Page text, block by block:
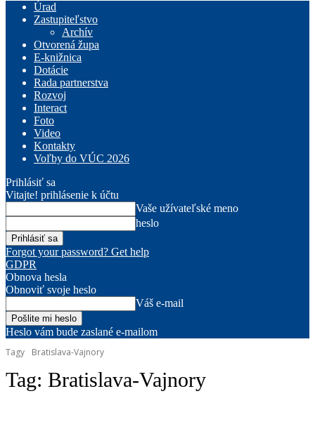
Úrad
Zastupiteľstvo
Archív
Otvorená župa
E-knižnica
Dotácie
Rada partnerstva
Rozvoj
Interact
Foto
Video
Kontakty
Voľby do VÚC 2026
Prihlásiť sa
Vitajte! prihlásenie k účtu
Vaše užívateľské meno
heslo
Forgot your password? Get help
GDPR
Obnova hesla
Obnoviť svoje heslo
Váš e-mail
Heslo vám bude zaslané e-mailom
Tagy
Bratislava-Vajnory
Tag: Bratislava-Vajnory